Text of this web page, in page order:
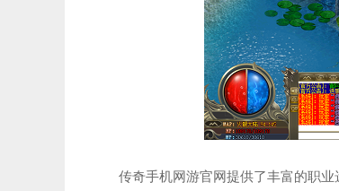
传奇手机网游官网提供了丰富的职